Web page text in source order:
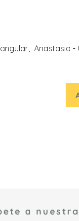
Anastasia -
a